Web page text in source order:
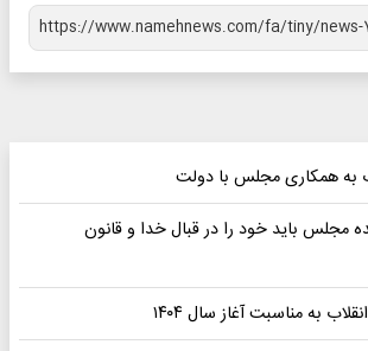
به همکاری مجلس با دولت
مجلس باید خود را در قبال خدا و قانون
به مناسبت آغاز سال ۱۴۰۴